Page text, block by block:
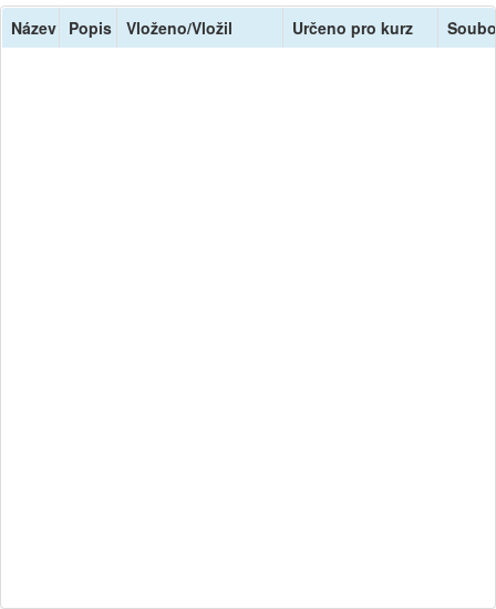
Název Popis Vloženo/Vložil Určeno pro kurz